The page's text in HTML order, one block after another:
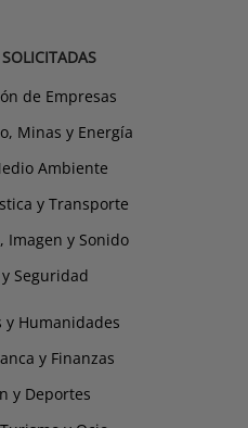
de Empresas
Minas y Energía
Ambiente
y Transporte
Imagen y Sonido
Seguridad
y Humanidades
y Finanzas
y Deportes